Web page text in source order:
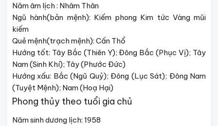
Năm âm lịch : Nhâm Thân
Ngũ hành(bản mệnh): Kiếm phong Kim tức Vàng mũi
kiếm
Quẻ mệnh(trạch mệnh): Cấn Thổ
Hướng tốt: Tây Bắc (Thiên Y); Đông Bắc (Phục Vị); Tây
Nam (Sinh Khí); Tây (Phước Đức)
Hướng xấu: Bắc (Ngũ Quỷ); Đông (Lục Sát); Đông Nam
(Tuyệt Mệnh); Nam (Hoạ Hại)
Phong thủy theo tuổi gia chủ
Năm sinh dương lịch: 1958